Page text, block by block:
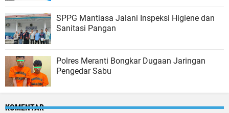
SPPG Mantiasa Jalani Inspeksi Higiene dan
Sanitasi Pangan
Polres Meranti Bongkar Dugaan Jaringan
Pengedar Sabu
KOMENTAR